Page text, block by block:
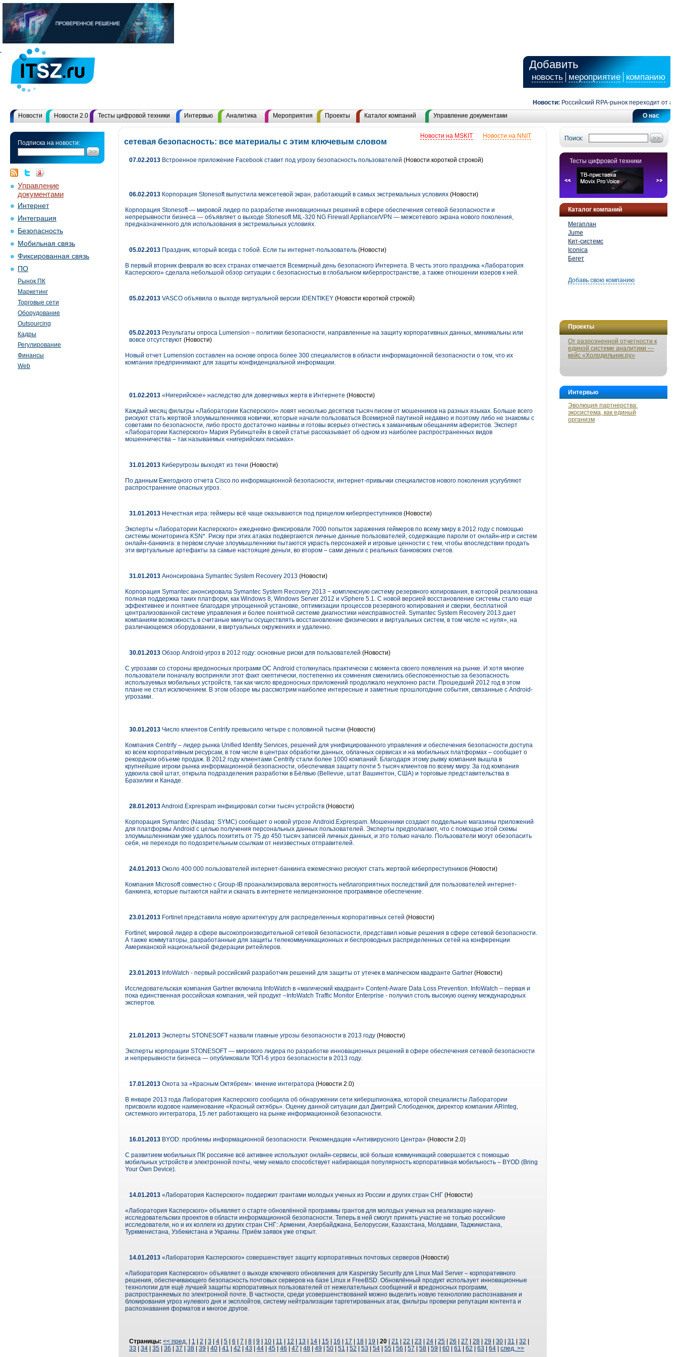
Добавить
новость мероприятие компанию
Новости: Российский RPA-рынок переходит от
О нас
Новости Новости 2.0 Тесты цифровой техники Интервью Аналитика Мероприятия Проекты Каталог компаний Управление документами
Подписка на новости:
Управление
документами
Интернет
Интеграция
Безопасность
Мобильная связь
Фиксированная связь
ПО
Рынок ПК
Маркетинг
Торговые сети
Оборудование
Outsourcing
Кадры
Регулирование
Финансы
Web
Поиск:
Тесты цифровой техники
Каталог компаний
Мегаплан
Jume
Кит-системс
Iconica
Бегет
Добавь свою компанию
Проекты
От разрозненной отчетности к
единой системе аналитики —
кейс «Холодильник.ру»
Интервью
Эволюция партнерства:
экосистема, как единый
организм
Новости на NNIT
Новости на MSKIT
сетевая безопасность: все материалы с этим ключевым словом
07.02.2013 Встроенное приложение Facebook ставит под угрозу безопасность пользователей (Новости короткой строкой)
06.02.2013 Корпорация Stonesoft выпустила межсетевой экран, работающий в самых экстремальных условиях (Новости)
Корпорация Stonesoft — мировой лидер по разработке инновационных решений в сфере обеспечения сетевой безопасности и
непрерывности бизнеса — объявляет о выходе Stonesoft MIL-320 NG Firewall Appliance/VPN — межсетевого экрана нового поколения,
предназначенного для использования в экстремальных условиях.
05.02.2013 Праздник, который всегда с тобой. Если ты интернет-пользователь (Новости)
В первый вторник февраля во всех странах отмечается Всемирный день безопасного Интернета. В честь этого праздника «Лаборатория
Касперского» сделала небольшой обзор ситуации с безопасностью в глобальном киберпространстве, а также отношении юзеров к ней.
05.02.2013 VASCO объявила о выходе виртуальной версии IDENTIKEY (Новости короткой строкой)
05.02.2013 Результаты опроса Lumension – политики безопасности, направленные на защиту корпоративных данных, минимальны или
вовсе отсутствуют (Новости)
Новый отчет Lumension составлен на основе опроса более 300 специалистов в области информационной безопасности о том, что их
компании предпринимают для защиты конфиденциальной информации.
01.02.2013 «Нигерийское» наследство для доверчивых жертв в Интернете (Новости)
Каждый месяц фильтры «Лаборатории Касперского» ловят несколько десятков тысяч писем от мошенников на разных языках. Больше всего
рискуют стать жертвой злоумышленников новички, которые начали пользоваться Всемирной паутиной недавно и поэтому либо не знакомы с
советами по безопасности, либо просто достаточно наивны и готовы всерьез отнестись к заманчивым обещаниям аферистов. Эксперт
«Лаборатории Касперского» Мария Рубинштейн в своей статье рассказывает об одном из наиболее распространенных видов
мошенничества – так называемых «нигерийских письмах».
31.01.2013 Киберугрозы выходят из тени (Новости)
По данным Ежегодного отчета Cisco по информационной безопасности, интернет-привычки специалистов нового поколения усугубляют
распространение опасных угроз.
31.01.2013 Нечестная игра: геймеры всё чаще оказываются под прицелом киберпреступников (Новости)
Эксперты «Лаборатории Касперского» ежедневно фиксировали 7000 попыток заражения геймеров по всему миру в 2012 году с помощью
системы мониторинга KSN*. Риску при этих атаках подвергаются личные данные пользователей, содержащие пароли от онлайн-игр и систем
онлайн-банкинга: в первом случае злоумышленники пытаются украсть персонажей и игровые ценности с тем, чтобы впоследствии продать
эти виртуальные артефакты за самые настоящие деньги, во втором – сами деньги с реальных банковских счетов.
31.01.2013 Анонсирована Symantec System Recovery 2013 (Новости)
Корпорация Symantec анонсировала Symantec System Recovery 2013 − комплексную систему резервного копирования, в которой реализована
полная поддержка таких платформ, как Windows 8, Windows Server 2012 и vSphere 5.1. С новой версией восстановление системы стало еще
эффективнее и понятнее благодаря упрощенной установке, оптимизации процессов резервного копирования и сверки, бесплатной
централизованной системе управления и более понятной системе диагностики неисправностей. Symantec System Recovery 2013 дает
компаниям возможность в считаные минуты осуществлять восстановление физических и виртуальных систем, в том числе «с нуля», на
различающемся оборудовании, в виртуальных окружениях и удаленно.
30.01.2013 Обзор Android-угроз в 2012 году: основные риски для пользователей (Новости)
С угрозами со стороны вредоносных программ ОС Android столкнулась практически с момента своего появления на рынке. И хотя многие
пользователи поначалу восприняли этот факт скептически, постепенно их сомнения сменились обеспокоенностью за безопасность
используемых мобильных устройств, так как число вредоносных приложений продолжало неуклонно расти. Прошедший 2012 год в этом
плане не стал исключением. В этом обзоре мы рассмотрим наиболее интересные и заметные прошлогодние события, связанные с Android-
угрозами.
30.01.2013 Число клиентов Centrify превысило четыре с половиной тысячи (Новости)
Компания Centrify – лидер рынка Unified Identity Services, решений для унифицированного управления и обеспечения безопасности доступа
ко всем корпоративным ресурсам, в том числе в центрах обработки данных, облачных сервисах и на мобильных платформах – сообщает о
рекордном объеме продаж. В 2012 году клиентами Centrify стали более 1000 компаний. Благодаря этому рывку компания вышла в
крупнейшие игроки рынка информационной безопасности, обеспечивая защиту почти 5 тысяч клиентов по всему миру. За год компания
удвоила свой штат, открыла подразделения разработки в Бе́лвью (Bellevue, штат Вашингтон, США) и торговые представительства в
Бразилии и Канаде.
28.01.2013Android.Exprespam инфицировал сотни тысяч устройств (Новости)
Корпорация Symantec (Nasdaq: SYMC) сообщает о новой угрозе Android.Exprespam. Мошенники создают поддельные магазины приложений
для платформы Android с целью получения персональных данных пользователей. Эксперты предполагают, что с помощью этой схемы
злоумышленникам уже удалось похитить от 75 до 450 тысяч записей личных данных, и это только начало. Пользователи могут обезопасить
себя, не переходя по подозрительным ссылкам от неизвестных отправителей.
24.01.2013 Около 400 000 пользователей интернет-банкинга ежемесячно рискуют стать жертвой киберпреступников (Новости)
Компания Microsoft совместно с Group-IB проанализировала вероятность неблагоприятных последствий для пользователей интернет-
банкинга, которые пытаются найти и скачать в интернете нелицензионное программное обеспечение.
23.01.2013 Fortinet представила новую архитектуру для распределенных корпоративных сетей (Новости)
Fortinet, мировой лидер в сфере высокопроизводительной сетевой безопасности, представил новые решения в сфере сетевой безопасности.
А также коммутаторы, разработанные для защиты телекоммуникационных и беспроводных распределенных сетей на конференции
Американской национальной федерации ритейлеров.
23.01.2013 InfoWatch - первый российский разработчик решений для защиты от утечек в магическом квадранте Gartner (Новости)
Исследовательская компания Gartner включила InfoWatch в «магический квадрант» Content-Aware Data Loss Prevention. InfoWatch – первая и
пока единственная российская компания, чей продукт –InfoWatch Traffic Monitor Enterprise - получил столь высокую оценку международных
экспертов.
21.01.2013 Эксперты STONESOFT назвали главные угрозы безопасности в 2013 году (Новости)
Эксперты корпорации STONESOFT — мирового лидера по разработке инновационных решений в сфере обеспечения сетевой безопасности
и непрерывности бизнеса — опубликовали ТОП-6 угроз безопасности в 2013 году.
17.01.2013 Охота за «Красным Октябрем»: мнение интегратора (Новости 2.0)
В январе 2013 года Лаборатория Касперского сообщила об обнаружении сети кибершпионажа, которой специалисты Лаборатории
присвоили кодовое наименование «Красный октябрь». Оценку данной ситуации дал Дмитрий Слободенюк, директор компании ARinteg,
системного интегратора, 15 лет работающего на рынке информационной безопасности.
16.01.2013 BYOD: проблемы информационной безопасности. Рекомендации «Антивирусного Центра» (Новости 2.0)
С развитием мобильных ПК россияне всё активнее используют онлайн-сервисы, всё больше коммуникаций совершается с помощью
мобильных устройств и электронной почты, чему немало способствует набирающая популярность корпоративная мобильность – BYOD (Bring
Your Own Device).
14.01.2013 «Лаборатория Касперского» поддержит грантами молодых ученых из России и других стран СНГ (Новости)
«Лаборатория Касперского» объявляет о старте обновлённой программы грантов для молодых ученых на реализацию научно-
исследовательских проектов в области информационной безопасности. Теперь в ней смогут принять участие не только российские
исследователи, но и их коллеги из других стран СНГ: Армении, Азербайджана, Белоруссии, Казахстана, Молдавии, Таджикистана,
Туркменистана, Узбекистана и Украины. Приём заявок уже открыт.
14.01.2013 «Лаборатория Касперского» совершенствует защиту корпоративных почтовых серверов (Новости)
«Лаборатория Касперского» объявляет о выходе ключевого обновления для Kaspersky Security для Linux Mail Server – корпоративного
решения, обеспечивающего безопасность почтовых серверов на базе Linux и FreeBSD. Обновлённый продукт использует инновационные
технологии для ещё лучшей защиты корпоративных пользователей от нежелательных сообщений и вредоносных программ,
распространяемых по электронной почте. В частности, среди усовершенствований можно выделить новую технологию распознавания и
блокирования угроз нулевого дня и эксплойтов, систему нейтрализации таргетированных атак, фильтры проверки репутации контента и
распознавания форматов и многое другое.
Страницы: << пред. 1 2 3 4 5 6 7 8 9 10 11 12 13 14 15 16 17 18 19 20 21 22 23 24 25 26 27 28 29 30 31 32
33
34 35 36 37 38 39 40 41 42 43 44 45 46 47 48 49 50 51 52 53 54 55 56 57 58 59 60 61 62 63 64 след. >>